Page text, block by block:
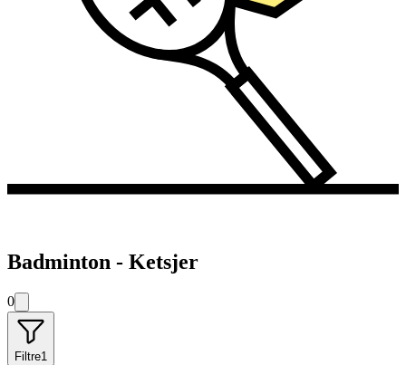
Badminton - Ketsjer
0
Filtre1